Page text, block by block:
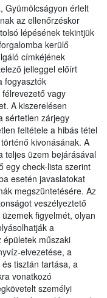
Gyümölcságyon érlelt
az ellenőrzéskor
lépésének tekintjük
kerülő
címkéjének
jelleggel előírt
fogyasztók
vagy
A kiszerelésen
sértetlen zárjegy
feltétele a hibás tétel
kivonásának. A
teljes üzem bejárásával
egy check-lista szerint
esetén javaslatokat
megszüntetésére. Az
veszélyeztető
figyelmét, olyan
a
épületek műszaki
elvezetése, a
tisztán tartása, a
vonatkozó
személyi